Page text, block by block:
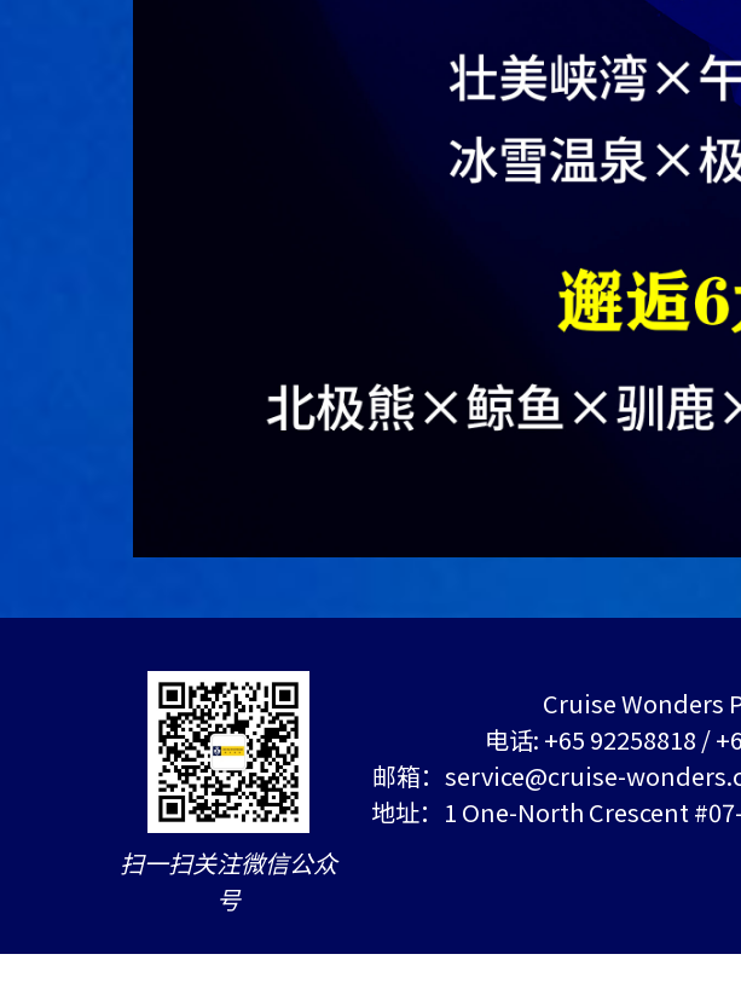
扫一扫关注微信公众
号
Cruise Wonders
电话: +65 92258818 /
邮箱：service@cruise-
地址：1 One-North Crescent